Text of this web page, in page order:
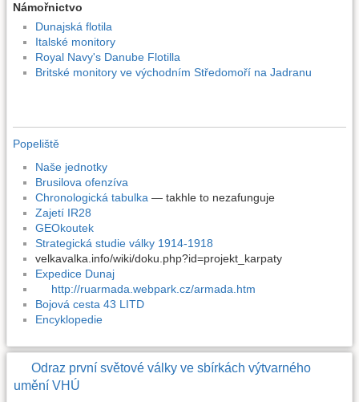
Námořnictvo
Dunajská flotila
Italské monitory
Royal Navy's Danube Flotilla
Britské monitory ve východním Středomoří na Jadranu
Popeliště
Naše jednotky
Brusilova ofenzíva
Chronologická tabulka — takhle to nezafunguje
Zajetí IR28
GEOkoutek
Strategická studie války 1914-1918
velkavalka.info/wiki/doku.php?id=projekt_karpaty
Expedice Dunaj
http://ruarmada.webpark.cz/armada.htm
Bojová cesta 43 LITD
Encyklopedie
Odraz první světové války ve sbírkách výtvarného
umění VHÚ